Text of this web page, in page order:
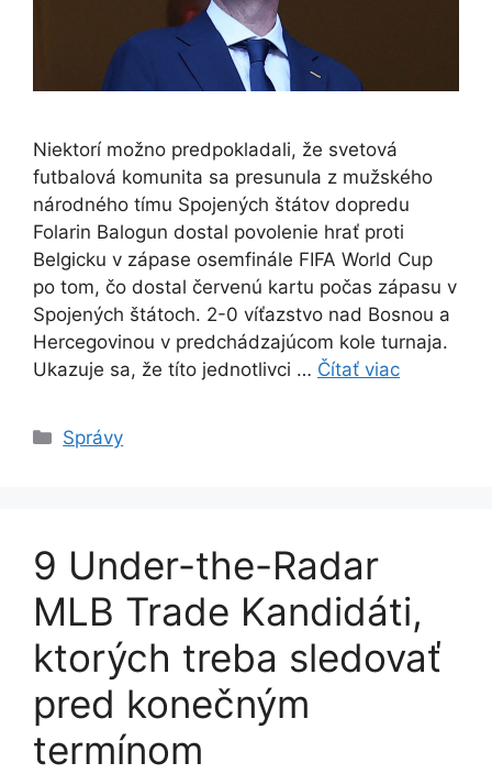
Niektorí možno predpokladali, že svetová
futbalová komunita sa presunula z mužského
národného tímu Spojených štátov dopredu
Folarin Balogun dostal povolenie hrať proti
Belgicku v zápase osemfinále FIFA World Cup
po tom, čo dostal červenú kartu počas zápasu v
Spojených štátoch. 2-0 víťazstvo nad Bosnou a
Hercegovinou v predchádzajúcom kole turnaja.
Ukazuje sa, že títo jednotlivci … Čítať viac
Kategórie
Správy
9 Under-the-Radar
MLB Trade Kandidáti,
ktorých treba sledovať
pred konečným
termínom